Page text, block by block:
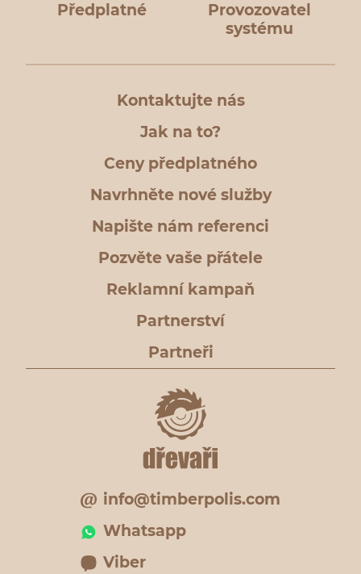
Předplatné
Provozovatel
systému
Kontaktujte nás
Jak na to?
Ceny předplatného
Navrhněte nové služby
Napište nám referenci
Pozvěte vaše přátele
Reklamní kampaň
Partnerství
Partneři
info@timberpolis.com
Whatsapp
Viber